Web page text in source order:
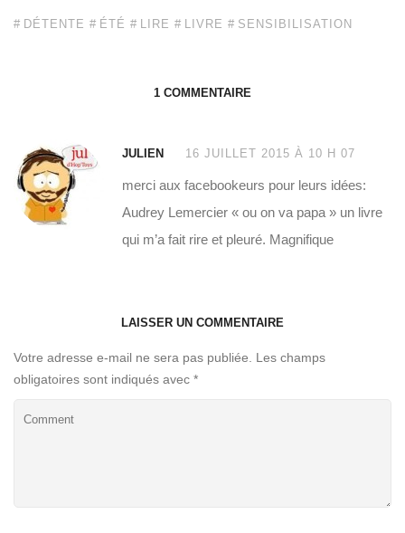
DÉTENTE ÉTÉ LIRE LIVRE SENSIBILISATION
1 COMMENTAIRE
JULIEN 16 JUILLET 2015 À 10 H 07
merci aux facebookeurs pour leurs idées:
Audrey Lemercier « ou on va papa » un livre
qui m’a fait rire et pleuré. Magnifique
LAISSER UN COMMENTAIRE
Votre adresse e-mail ne sera pas publiée. Les champs
obligatoires sont indiqués avec *